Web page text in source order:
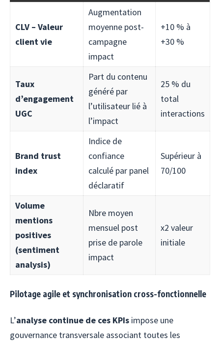
CLV – Valeur
client vie
Augmentation
moyenne post-
campagne
impact
+10 % à
+30 %
Taux
d’engagement
UGC
Part du contenu
généré par
l’utilisateur lié à
l’impact
25 % du
total
interactions
Brand trust
index
Indice de
confiance
calculé par panel
déclaratif
Supérieur à
70/100
Volume
mentions
positives
(sentiment
analysis)
Nbre moyen
mensuel post
prise de parole
impact
x2 valeur
initiale
Pilotage agile et synchronisation cross-fonctionnelle
L’analyse continue de ces KPIs impose une
gouvernance transversale associant toutes les